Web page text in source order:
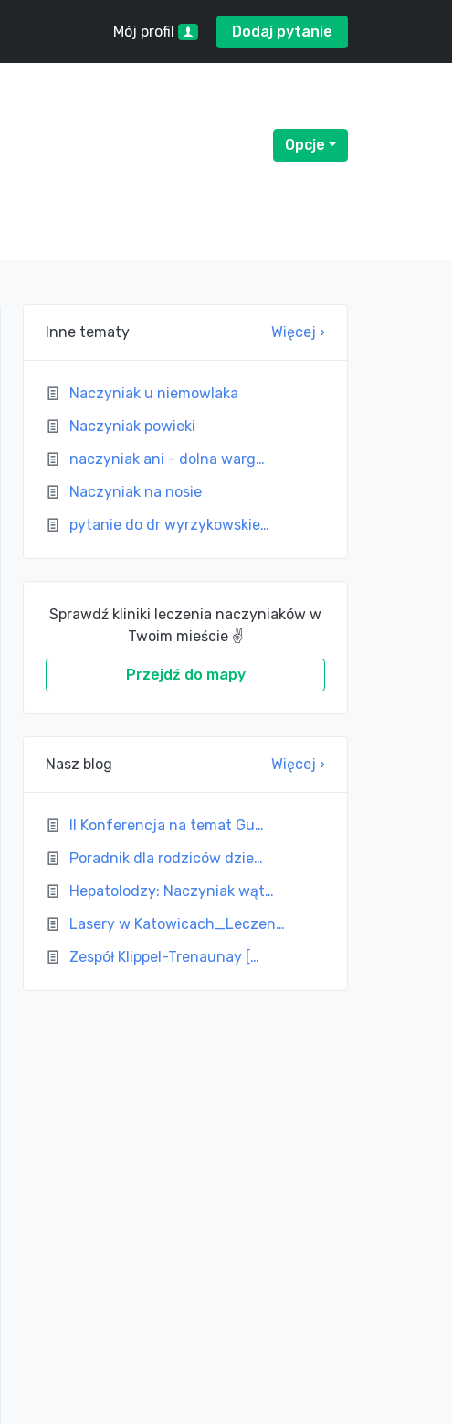
Mój profil Dodaj pytanie
Opcje Menu rozwijane
Inne tematy Więcej ›
Naczyniak u niemowlaka
Naczyniak powieki
naczyniak ani - dolna warg…
Naczyniak na nosie
pytanie do dr wyrzykowskie…
Sprawdź kliniki leczenia naczyniaków w
Twoim mieście ✌
Przejdź do mapy
Nasz blog Więcej ›
II Konferencja na temat Gu…
Poradnik dla rodziców dzie…
Hepatolodzy: Naczyniak wąt…
Lasery w Katowicach_Leczen…
Zespół Klippel-Trenaunay […